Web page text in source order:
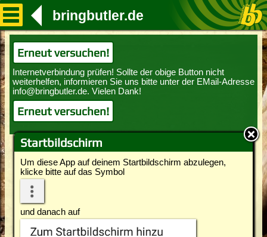
Startbildschirm
Um diese App auf deinem Startbildschirm abzulegen,
klicke bitte auf das Symbol
und danach auf
bringbutler.de
Erneut versuchen!
Erneut versuchen!